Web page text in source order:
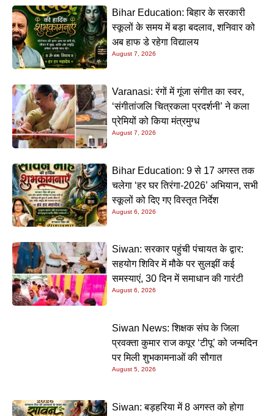
Bihar Education: बिहार के सरकारी
स्कूलों के समय में बड़ा बदलाव, शनिवार को
अब हाफ डे रहेगा विद्यालय
August 7, 2026
Varanasi: रंगों में गूंजा संगीत का स्वर,
‘संगीतांजलि चित्रकला प्रदर्शनी’ ने कला
प्रेमियों को किया मंत्रमुग्ध
August 7, 2026
Bihar Education: 9 से 17 अगस्त तक
चलेगा ‘हर घर तिरंगा-2026’ अभियान, सभी
स्कूलों को दिए गए विस्तृत निर्देश
August 6, 2026
Siwan: सरकार पहुंची पंचायत के द्वार:
सहयोग शिविर में मौके पर सुलझीं कई
समस्याएं, 30 दिन में समाधान की गारंटी
August 6, 2026
Siwan News: शिक्षक संघ के जिला
प्रवक्ता कुमार राज कपूर ‘टीपू’ को जन्मदिन
पर मिली शुभकामनाओं की सौगात
August 5, 2026
Siwan: बड़हरिया में 8 अगस्त को होगा